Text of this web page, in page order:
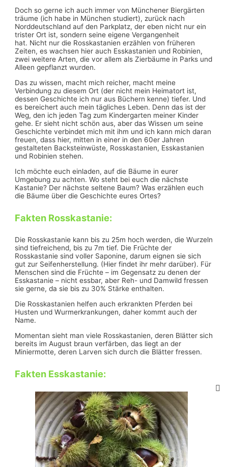
Doch so gerne ich auch immer von Münchener Biergärten
träume (ich habe in München studiert), zurück nach
Norddeutschland auf den Parkplatz, der eben nicht nur ein
trister Ort ist, sondern seine eigene Vergangenheit
hat. Nicht nur die Rosskastanien erzählen von früheren
Zeiten, es wachsen hier auch Esskastanien und Robinien,
zwei weitere Arten, die vor allem als Zierbäume in Parks und
Alleen gepflanzt wurden.
Das zu wissen, macht mich reicher, macht meine
Verbindung zu diesem Ort (der nicht mein Heimatort ist,
dessen Geschichte ich nur aus Büchern kenne) tiefer. Und
es bereichert auch mein tägliches Leben. Denn das ist der
Weg, den ich jeden Tag zum Kindergarten meiner Kinder
gehe. Er sieht nicht schön aus, aber das Wissen um seine
Geschichte verbindet mich mit ihm und ich kann mich daran
freuen, dass hier, mitten in einer in den 60er Jahren
gestalteten Backsteinwüste, Rosskastanien, Esskastanien
und Robinien stehen.
Ich möchte euch einladen, auf die Bäume in eurer
Umgebung zu achten. Wo steht bei euch die nächste
Kastanie? Der nächste seltene Baum? Was erzählen euch
die Bäume über die Geschichte eures Ortes?
Fakten Rosskastanie:
Die Rosskastanie kann bis zu 25m hoch werden, die Wurzeln
sind tiefreichend, bis zu 7m tief. Die Früchte der
Rosskastanie sind voller Saponine, darum eignen sie sich
gut zur Seifenherstellung. (Hier findet ihr mehr darüber). Für
Menschen sind die Früchte – im Gegensatz zu denen der
Esskastanie – nicht essbar, aber Reh- und Damwild fressen
sie gerne, da sie bis zu 30% Stärke enthalten.
Die Rosskastanien helfen auch erkrankten Pferden bei
Husten und Wurmerkrankungen, daher kommt auch der
Name.
Momentan sieht man viele Rosskastanien, deren Blätter sich
bereits im August braun verfärben, das liegt an der
Miniermotte, deren Larven sich durch die Blätter fressen.
Fakten Esskastanie: